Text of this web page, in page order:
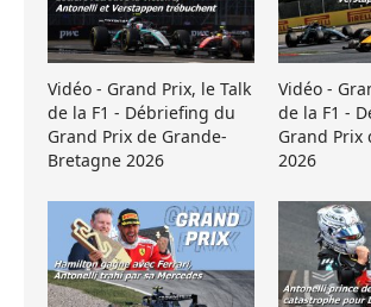
Vidéo - Grand Prix, le Talk
de la F1 - Débriefing du
Grand Prix de Grande-
Bretagne 2026
Vidéo -
de la F1 -
Grand Prix
2026